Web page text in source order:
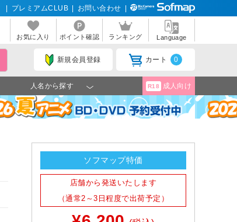
プレミアムCLUB お問い合わせ
お気に入り ポイント確認 ランキング Language
新規会員登録 カート 0
人名から探す R18 成人向け
ソフマップ特価
店舗から発送いたします
（通常2～3日程度で出荷予定）